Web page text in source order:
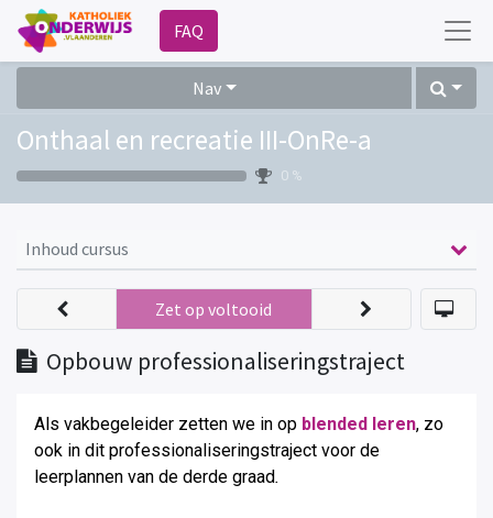
FAQ
Nav
Onthaal en recreatie III-OnRe-a
0 %
Inhoud cursus
Opbouw professionaliseringstraject
Zet op voltooid
Als vakbegeleider zetten we in op blended leren, zo
ook in dit professionaliseringstraject voor de
leerplannen van de derde graad.